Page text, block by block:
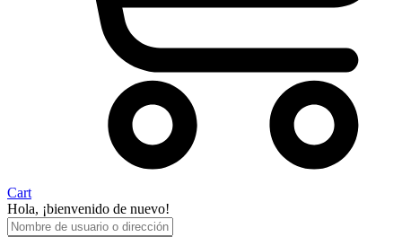
Cart
Hola, ¡bienvenido de nuevo!